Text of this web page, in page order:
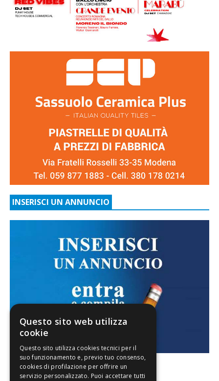
INSERISCI UN ANNUNCIO
Questo sito web utilizza
cookie